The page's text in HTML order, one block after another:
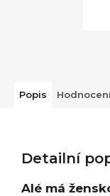
Popis
Detailní
Alé má